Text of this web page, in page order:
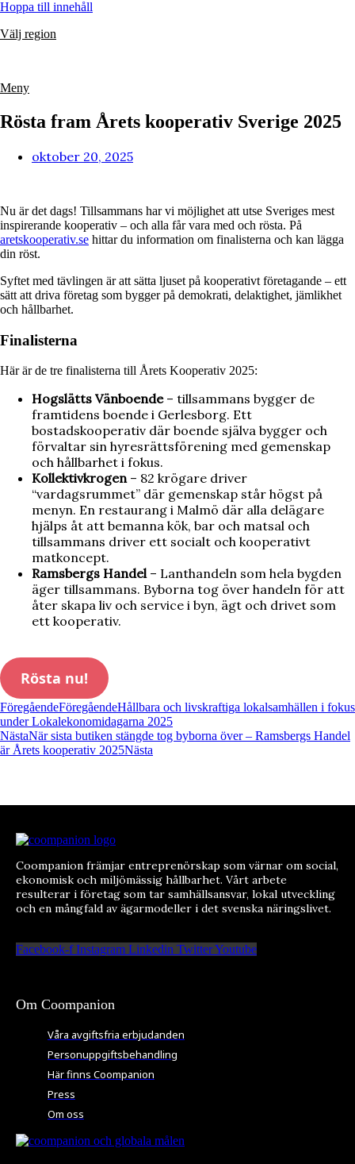
Hoppa till innehåll
Välj region
Meny
Rösta fram Årets kooperativ Sverige 2025
oktober 20, 2025
Nu är det dags! Tillsammans har vi möjlighet att utse Sveriges mest
inspirerande kooperativ – och alla får vara med och rösta. På
aretskooperativ.se hittar du information om finalisterna och kan lägga
din röst.
Syftet med tävlingen är att sätta ljuset på kooperativt företagande – ett
sätt att driva företag som bygger på demokrati, delaktighet, jämlikhet
och hållbarhet.
Finalisterna
Här är de tre finalisterna till Årets Kooperativ 2025:
Hogslätts Vänboende– tillsammans bygger de
framtidens boende i Gerlesborg. Ett
bostadskooperativ där boende själva bygger och
förvaltar sin hyresrättsförening med gemenskap
och hållbarhet i fokus.
Kollektivkrogen– 82 krögare driver
“vardagsrummet” där gemenskap står högst på
menyn. En restaurang i Malmö där alla delägare
hjälps åt att bemanna kök, bar och matsal och
tillsammans driver ett socialt och kooperativt
matkoncept.
Ramsbergs Handel – Lanthandeln som hela bygden
äger tillsammans. Byborna tog över handeln för att
åter skapa liv och service i byn, ägt och drivet som
ett kooperativ.
Rösta nu!
FöregåendeFöregåendeHållbara och livskraftiga lokalsamhällen i fokus
under Lokalekonomidagarna 2025
NästaNär sista butiken stängde tog byborna över – Ramsbergs Handel
är Årets kooperativ 2025Nästa
Coompanion främjar entreprenörskap som värnar om social,
ekonomisk och miljömässig hållbarhet. Vårt arbete
resulterar i företag som tar samhällsansvar, lokal utveckling
och en mångfald av ägarmodeller i det svenska näringslivet.
Facebook-f Instagram Linkedin TwitterYoutube
Om Coompanion
Våra avgiftsfria erbjudanden
Personuppgiftsbehandling
Här finns Coompanion
Press
Om oss